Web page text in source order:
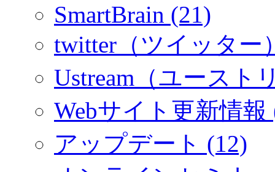
SmartBrain (21)
twitter（ツイッター
Ustream（ユースト
Webサイト更新情報
アップデート (12)